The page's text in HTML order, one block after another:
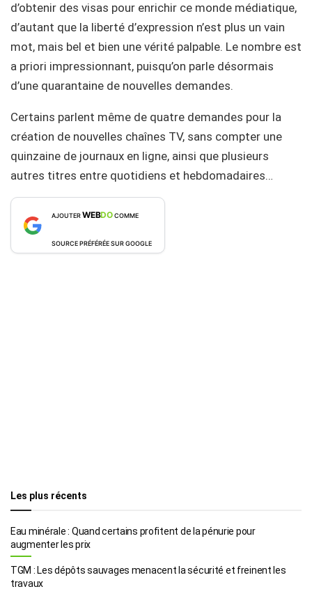
d’obtenir des visas pour enrichir ce monde médiatique,
d’autant que la liberté d’expression n’est plus un vain
mot, mais bel et bien une vérité palpable. Le nombre est
a priori impressionnant, puisqu’on parle désormais
d’une quarantaine de nouvelles demandes.
Certains parlent même de quatre demandes pour la
création de nouvelles chaînes TV, sans compter une
quinzaine de journaux en ligne, ainsi que plusieurs
autres titres entre quotidiens et hebdomadaires…
AJOUTERWEBDOCOMME
SOURCE PRÉFÉRÉE SUR GOOGLE
Les plus récents
Eau minérale : Quand certains profitent de la pénurie pour
augmenter les prix
TGM : Les dépôts sauvages menacent la sécurité et freinent les
travaux